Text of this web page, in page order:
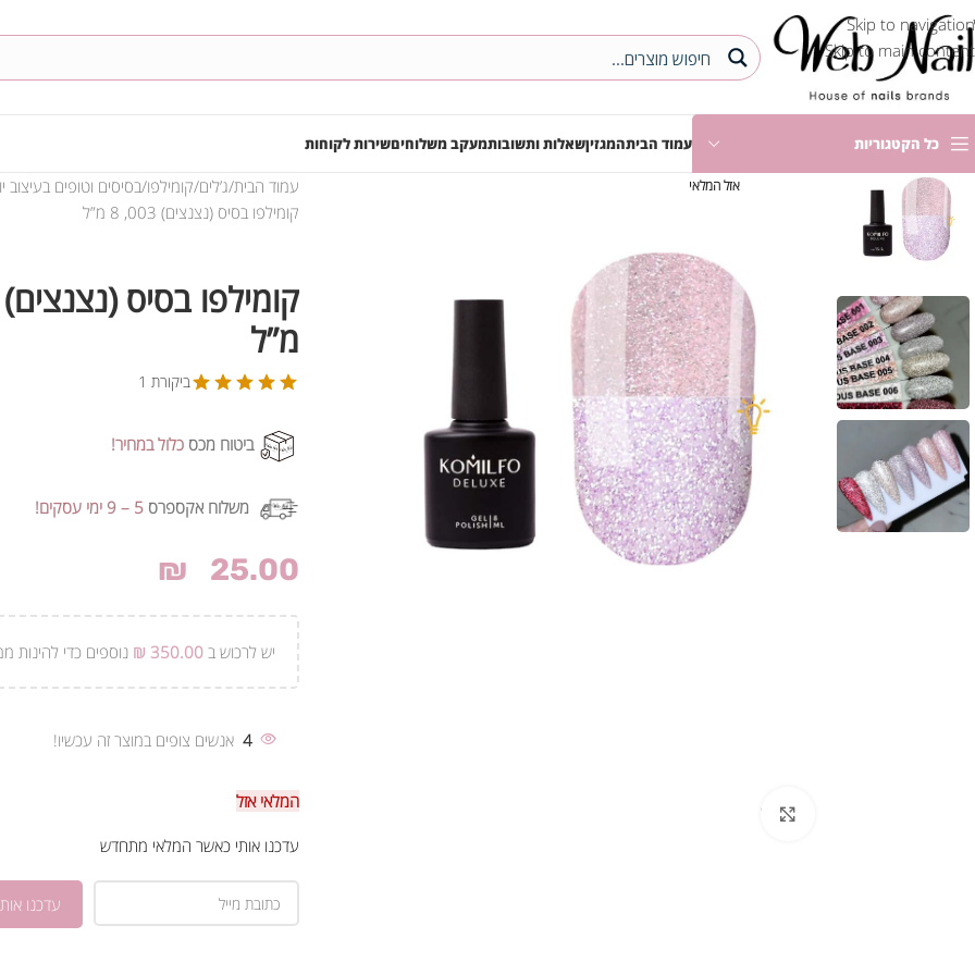
Skip to navigation
Skip to main content
כל הקטגוריות עמוד הביתהמגזיןשאלות ותשובותמעקב משלוחיםשירות לקוחות
אזל המלאי עמוד הבית ג’לים קומילפו בסיסים וטופים בעיצוב
קומילפו בסיס (נצנצים) 003, 8 מ”ל
מ”ל
ביקורת 1
ביטוח מכס כלול במחיר!
משלוח אקספרס 5 – 9 ימי עסקים!
₪ 25.00
יש לרכוש ב ₪ 350.00 נוספים כדי להינות
4 אנשים צופים במוצר זה עכשיו!
המלאי אזל
עדכנו אותי כאשר המלאי מתחדש